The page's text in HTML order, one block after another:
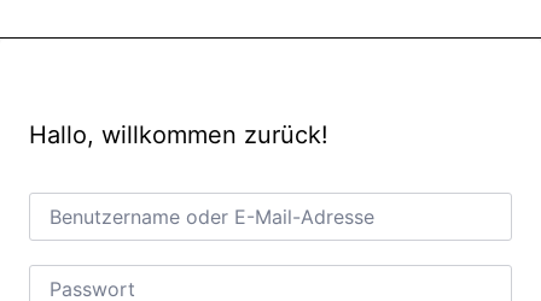
Hallo, willkommen zurück!